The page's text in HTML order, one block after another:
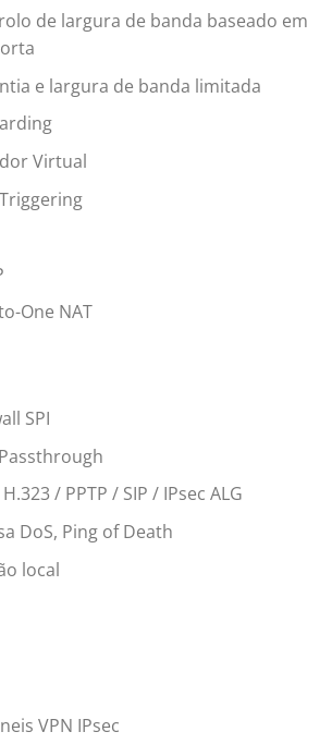
de largura de banda baseado em
e largura de banda limitada
Virtual
One NAT
SPI
H.323 / PPTP / SIP / IPsec ALG
DoS, Ping of Death
local
VPN IPsec